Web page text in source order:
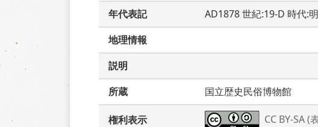
年代表記
AD1878 世紀:19-D 時代:
地理情報
説明
所蔵
国立歴史民俗博物館
権利表示 CC BY-SA (